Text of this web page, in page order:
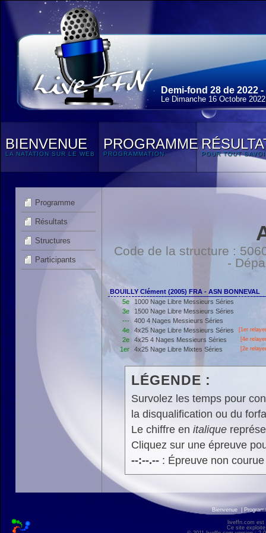
Demi-fond 28 de 2022 -
Le Dimanche 16 Octobre 2022
BIENVENUE
LA NATATION SUR LE WEB
PROGRAMME
PROGRAMMATION POUR TOUT
Programme
Résultats
Structures
Participants
Code de la structure :
-
BOUILLY Clément (2005) FRA - ASN BONNEVAL
5e
1000 Nage Libre Messieurs Séries
3e
1500 Nage Libre Messieurs Séries
---
400 4 Nages Messieurs Séries
4e
4x25 Nage Libre Messieurs Séries [1er
2e 4x25 4 Nages Messieurs Séries [4e
1er 4x25 Nage Libre Mixtes Séries [2e
LÉGENDE :
Survolez les temps pour
la disqualification ou du
Le chiffre en italique
Cliquez sur une épreuve
--:--.--: Épreuve non
Bienvenue
liveffn.com est
Ce site